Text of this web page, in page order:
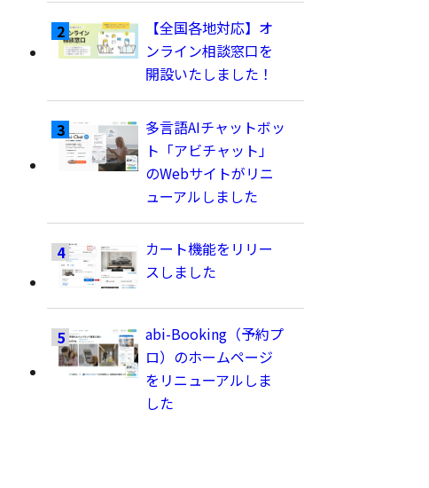
【全国各地対応】オ
ンライン相談窓口を
開設いたしました！
多言語AIチャットボッ
ト「アビチャット」
のWebサイトがリニ
ューアルしました
カート機能をリリー
スしました
abi-Booking（予約プ
ロ）のホームページ
をリニューアルしま
した